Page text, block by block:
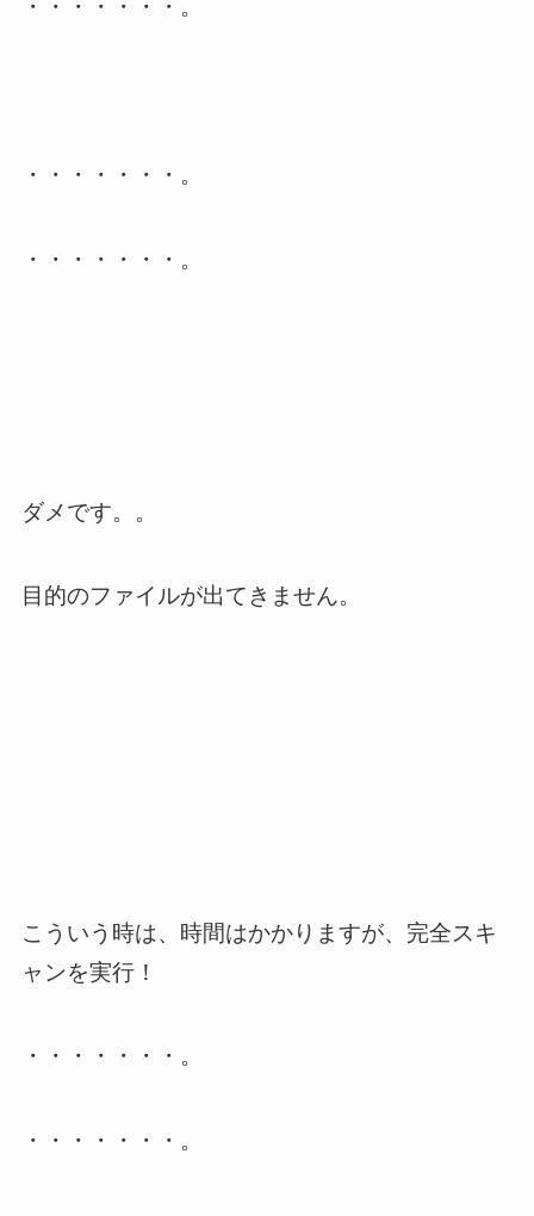
・・・・・・・。
・・・・・・・。
・・・・・・・。
ダメです。。
目的のファイルが出てきません。
こういう時は、時間はかかりますが、完全スキ
ャンを実行！
・・・・・・・。
・・・・・・・。